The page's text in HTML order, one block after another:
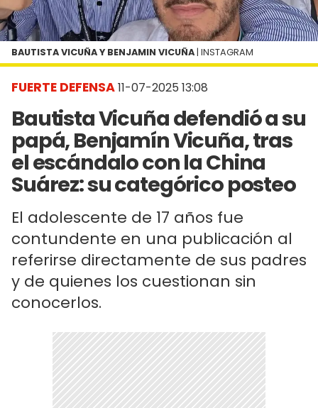
FUERTE DEFENSA11-07-2025 13:08
Bautista Vicuña defendió a su
papá, Benjamín Vicuña, tras
el escándalo con la China
Suárez: su categórico posteo
El adolescente de 17 años fue
contundente en una publicación al
referirse directamente de sus padres
y de quienes los cuestionan sin
conocerlos.
BAUTISTA VICUÑA Y BENJAMIN VICUÑA | INSTAGRAM